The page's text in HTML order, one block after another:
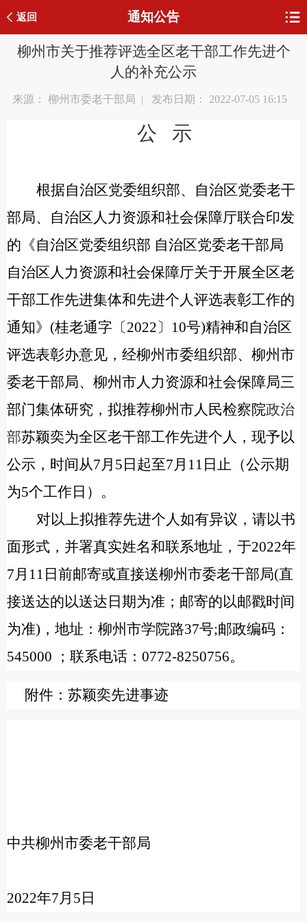
返回 通知公告
柳州市关于推荐评选全区老干部工作先进个
人的补充公示
来源： 柳州市委老干部局 | 发布日期： 2022-07-05 16:15
公 示
根据自治区党委组织部、自治区党委老干
部局、自治区人力资源和社会保障厅联合印发
的《自治区党委组织部 自治区党委老干部局
自治区人力资源和社会保障厅关于开展全区老
干部工作先进集体和先进个人评选表彰工作的
通知》(桂老通字〔2022〕10号)精神和自治区
评选表彰办意见，经柳州市委组织部、柳州市
委老干部局、柳州市人力资源和社会保障局三
部门集体研究，拟推荐柳州市人民检察院政治
部苏颖奕为全区老干部工作先进个人，现予以
公示，时间从7月5日起至7月11日止（公示期
为5个工作日）。
对以上拟推荐先进个人如有异议，请以书
面形式，并署真实姓名和联系地址，于2022年
7月11日前邮寄或直接送柳州市委老干部局(直
接送达的以送达日期为准；邮寄的以邮戳时间
为准)，地址：柳州市学院路37号;邮政编码：
545000 ；联系电话：0772-8250756。
附件：苏颖奕先进事迹
中共柳州市委老干部局
2022年7月5日